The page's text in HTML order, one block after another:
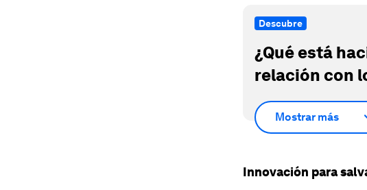
Descubre
¿Qué está
relación con
Mostrar más
Innovación para